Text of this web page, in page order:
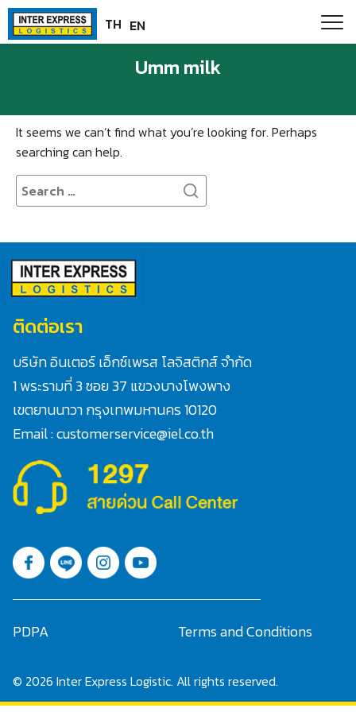
Paste this code as high in the of the page as possible:
content
TH EN
Search
for:
Umm milk
It seems we can’t find what you’re looking for. Perhaps
searching can help.
Search
for:
ติดต่อเรา
บริษัท อินเตอร์ เอ็กซ์เพรส โลจิสติกส์ จำกัด
1 พระรามที่ 3 ซอย 37 แขวงบางโพงพาง
เขตยานนาวา กรุงเทพมหานคร 10120
Email : customerservice@iel.co.th
PDPA Terms and Conditions
© 2026 Inter Express Logistic. All rights reserved.